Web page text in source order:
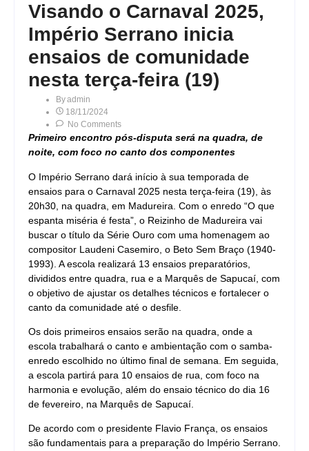
Visando o Carnaval 2025,
Império Serrano inicia
ensaios de comunidade
nesta terça-feira (19)
ByAdmin
18/11/2024
No Comments
Primeiro encontro pós-disputa será na quadra, de
noite, com foco no canto dos componentes
O Império Serrano dará início à sua temporada de
ensaios para o Carnaval 2025 nesta terça-feira (19), às
20h30, na quadra, em Madureira. Com o enredo “O que
espanta miséria é festa”, o Reizinho de Madureira vai
buscar o título da Série Ouro com uma homenagem ao
compositor Laudeni Casemiro, o Beto Sem Braço (1940-
1993). A escola realizará 13 ensaios preparatórios,
divididos entre quadra, rua e a Marquês de Sapucaí, com
o objetivo de ajustar os detalhes técnicos e fortalecer o
canto da comunidade até o desfile.
Os dois primeiros ensaios serão na quadra, onde a
escola trabalhará o canto e ambientação com o samba-
enredo escolhido no último final de semana. Em seguida,
a escola partirá para 10 ensaios de rua, com foco na
harmonia e evolução, além do ensaio técnico do dia 16
de fevereiro, na Marquês de Sapucaí.
De acordo com o presidente Flavio França, os ensaios
são fundamentais para a preparação do Império Serrano.